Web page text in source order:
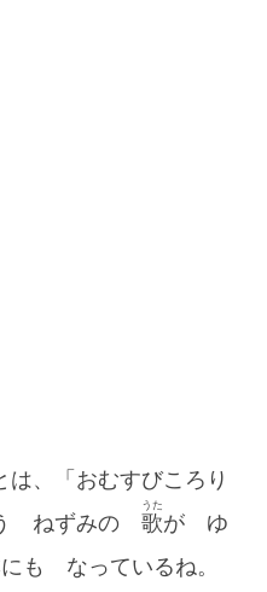
、「おむすびころり
ねずみの 歌
うた
が ゆ
にも なっているね。